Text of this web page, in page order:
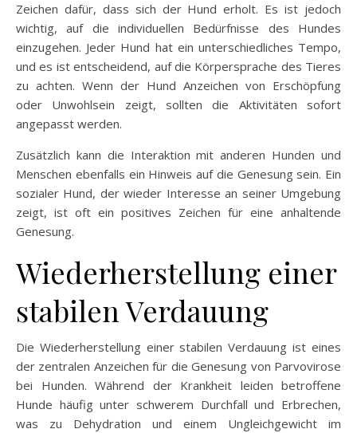
Zeichen dafür, dass sich der Hund erholt. Es ist jedoch
wichtig, auf die individuellen Bedürfnisse des Hundes
einzugehen. Jeder Hund hat ein unterschiedliches Tempo,
und es ist entscheidend, auf die Körpersprache des Tieres
zu achten. Wenn der Hund Anzeichen von Erschöpfung
oder Unwohlsein zeigt, sollten die Aktivitäten sofort
angepasst werden.
Zusätzlich kann die Interaktion mit anderen Hunden und
Menschen ebenfalls ein Hinweis auf die Genesung sein. Ein
sozialer Hund, der wieder Interesse an seiner Umgebung
zeigt, ist oft ein positives Zeichen für eine anhaltende
Genesung.
Wiederherstellung einer
stabilen Verdauung
Die Wiederherstellung einer stabilen Verdauung ist eines
der zentralen Anzeichen für die Genesung von Parvovirose
bei Hunden. Während der Krankheit leiden betroffene
Hunde häufig unter schwerem Durchfall und Erbrechen,
was zu Dehydration und einem Ungleichgewicht im